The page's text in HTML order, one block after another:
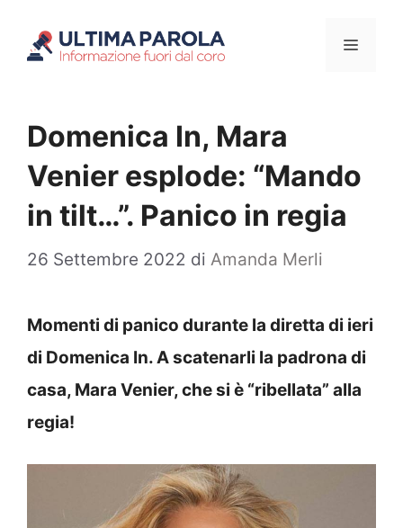
Menu
Domenica In, Mara
Venier esplode: “Mando
in tilt…”. Panico in regia
26 Settembre 2022 di Amanda Merli
Momenti di panico durante la diretta di ieri
di Domenica In. A scatenarli la padrona di
casa, Mara Venier, che si è “ribellata” alla
regia!